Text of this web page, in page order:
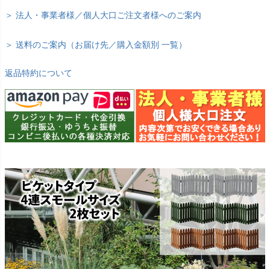
＞ 法人・事業者様／個人大口ご注文者様へのご案内
＞ 送料のご案内（お届け先／購入金額別 一覧）
返品特約について